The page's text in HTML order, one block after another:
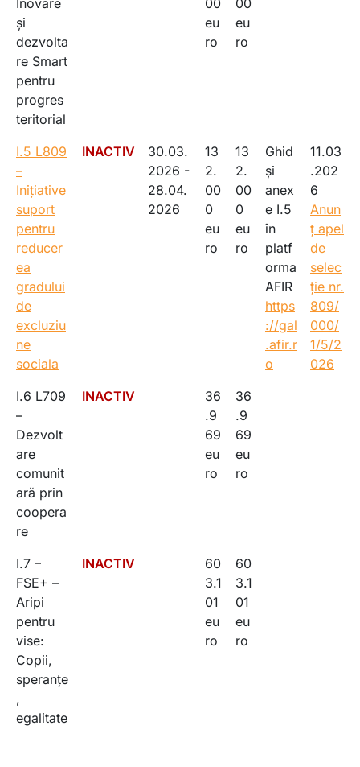
Inovare
și
dezvolta
re Smart
pentru
progres
teritorial
00
eu
ro
00
eu
ro
I.5 L809
–
Inițiative
suport
pentru
reducer
ea
gradului
de
excluziu
ne
sociala
INACTIV
30.03.
2026 -
28.04.
2026
13
2.
00
0
eu
ro
13
2.
00
0
eu
ro
Ghid
și
anex
e I.5
în
platf
orma
AFIR
https
://gal
.afir.r
o
11.03
.202
6
Anun
ț apel
de
selec
ție nr.
809/
000/
1/5/2
026
I.6 L709
–
Dezvolt
are
comunit
ară prin
coopera
re
INACTIV
36
.9
69
eu
ro
36
.9
69
eu
ro
I.7 –
FSE+ –
Aripi
pentru
vise:
Copii,
speranțe
,
egalitate
INACTIV
60
3.1
01
eu
ro
60
3.1
01
eu
ro